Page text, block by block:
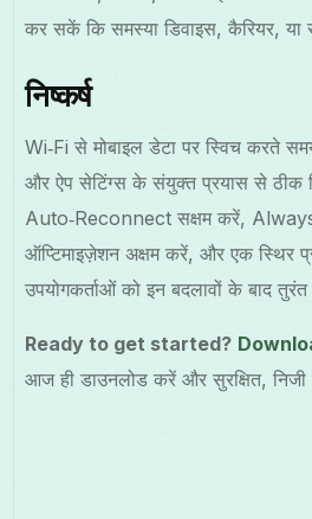
कर सकें कि समस्या डिवाइस, कैरियर, या
निष्कर्ष
Wi‑Fi से मोबाइल डेटा पर स्विच करते
और ऐप सेटिंग्स के संयुक्त प्रयास से ठीक
Auto‑Reconnect सक्षम करें,
ऑप्टिमाइज़ेशन अक्षम करें, और एक स्थिर
उपयोगकर्ताओं को इन बदलावों के बाद
Ready to get started?
आज ही डाउनलोड करें और सुरक्षित,